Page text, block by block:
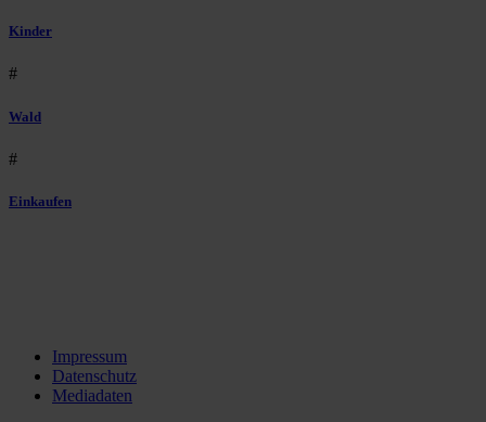
Kinder
#
Wald
#
Einkaufen
Impressum
Datenschutz
Mediadaten